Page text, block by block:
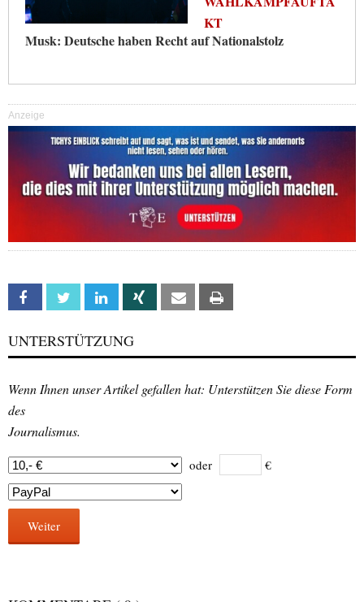
KT
Musk: Deutsche haben Recht auf Nationalstolz
Anzeige
Facebook Twitter Linkedin Xing Email
UNTERSTÜTZUNG
Wenn Ihnen unser Artikel gefallen hat: Unterstützen Sie diese Form
des
Journalismus.
oder €
Weiter